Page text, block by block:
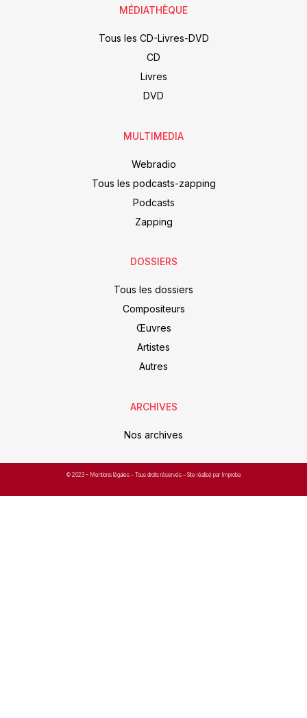
MÉDIATHÈQUE
Tous les CD-Livres-DVD
CD
Livres
DVD
MULTIMEDIA
Webradio
Tous les podcasts-zapping
Podcasts
Zapping
DOSSIERS
Tous les dossiers
Compositeurs
Œuvres
Artistes
Autres
ARCHIVES
Nos archives
© 2023 – Mentions légales – Tous droits réservés – Site réalisé par Improba